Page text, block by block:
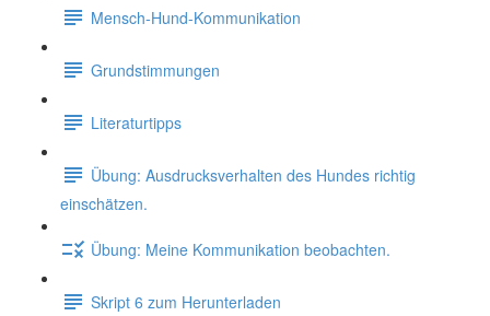
Mensch-Hund-Kommunikation
Grundstimmungen
Literaturtipps
Übung: Ausdrucksverhalten des Hundes richtig
einschätzen.
Übung: Meine Kommunikation beobachten.
Skript 6 zum Herunterladen